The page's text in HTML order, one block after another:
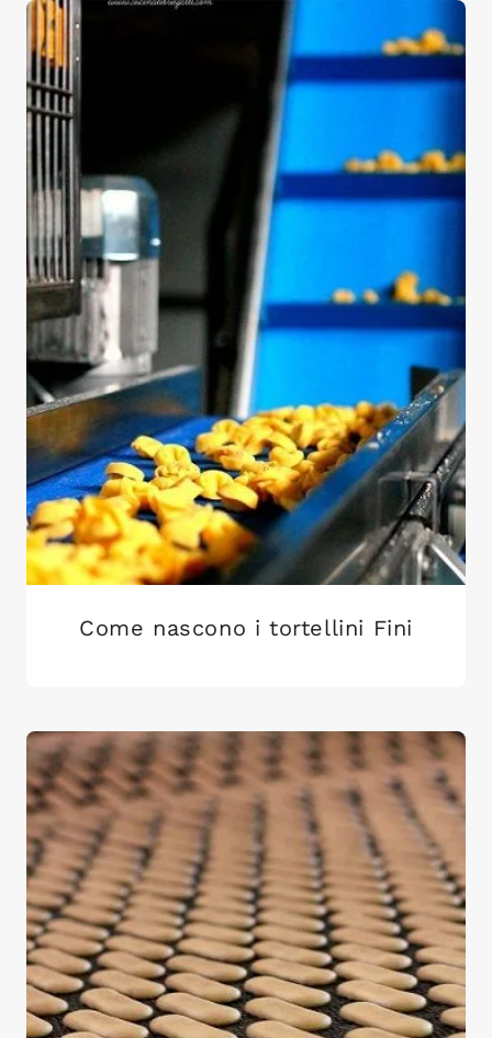
Come nascono i tortellini Fini